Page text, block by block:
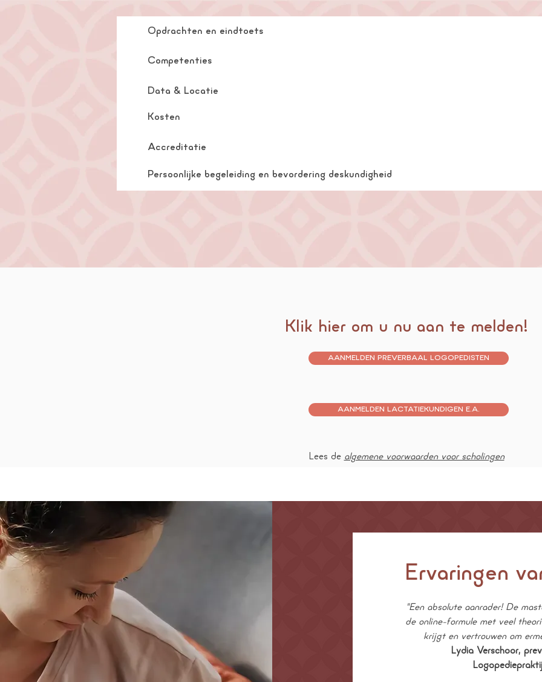
Opdrachten en eindtoets
Competenties
Data & Locatie
Kosten
Accreditatie
Persoonlijke begeleiding en bevordering deskundigheid
Klik hier om u nu aan te melden!
AANMELDEN PREVERBAAL LOGOPEDISTEN
AANMELDEN LACTATIEKUNDIGEN E.A.
Lees de algemene voorwaarden voor scholingen
Ervaringen
"Een absolute aanrader! De
de online-formule met veel
krijgt en vertrouwen om
Lydia Verschoor,